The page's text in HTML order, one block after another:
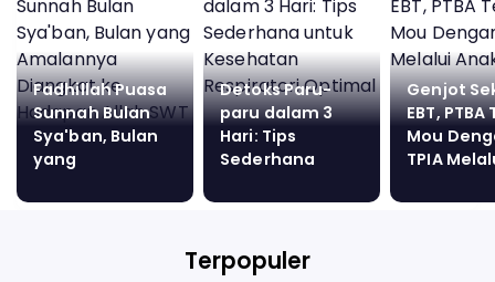
Fadhillah Puasa
Sunnah Bulan
Sya'ban, Bulan
yang
Diangkat ke
Detoks Paru-
paru dalam 3
Hari: Tips
Sederhana
Kesehatan
Optimal
Genjot
EBT,
Mou
TPIA
Terpopuler